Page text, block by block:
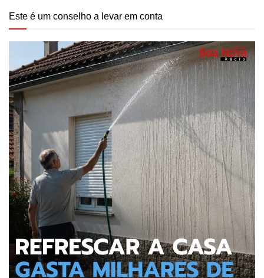
Este é um conselho a levar em conta